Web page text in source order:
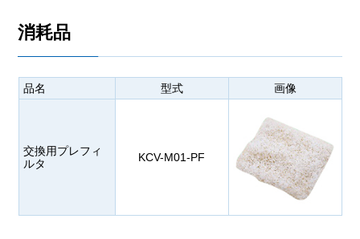
消耗品
品名 型式 画像
交換用プレフィ
ルタ
KCV-M01-PF